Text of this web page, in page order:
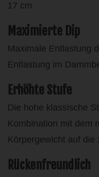
17 cm
Maximierte Dip
Maximale Entlastung
Entlastung im
Erhöhte Stufe
Die hohe klassische
Kombination mit dem
Körpergewicht auf die
Rückenfreundlich